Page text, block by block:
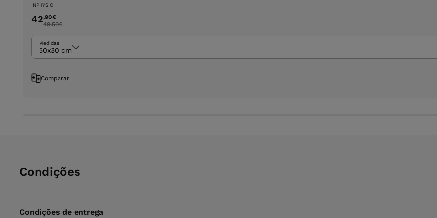
INPHYSIO
42,90€
49.50€
Medidas
50x30 cm
Comparar
Condições
Condições de entrega